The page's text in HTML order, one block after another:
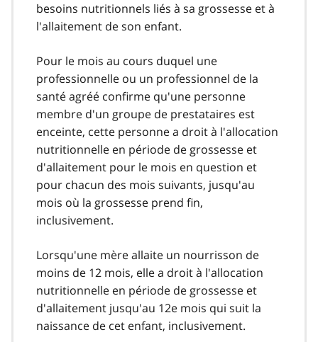
besoins nutritionnels liés à sa grossesse et à
l'allaitement de son enfant.
Pour le mois au cours duquel une
professionnelle ou un professionnel de la
santé agréé confirme qu'une personne
membre d'un groupe de prestataires est
enceinte, cette personne a droit à l'allocation
nutritionnelle en période de grossesse et
d'allaitement pour le mois en question et
pour chacun des mois suivants, jusqu'au
mois où la grossesse prend fin,
inclusivement.
Lorsqu'une mère allaite un nourrisson de
moins de 12 mois, elle a droit à l'allocation
nutritionnelle en période de grossesse et
d'allaitement jusqu'au 12e mois qui suit la
naissance de cet enfant, inclusivement.